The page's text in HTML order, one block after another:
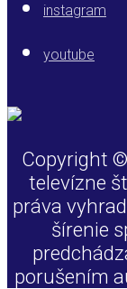
instagram
youtube
Copyright
televízne
práva
šírenie
porušením